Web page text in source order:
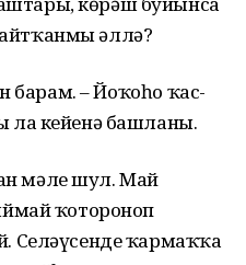
әллә?
барам. – Йоҡоһо ҡас­
ла кейенә башланы.
мәле шул. Май
ҡотороноп
Селәүсенде ҡармаҡҡа